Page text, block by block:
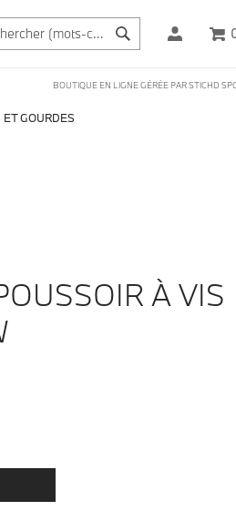
BOUTIQUE EN LIGNE GÉRÉE PAR STICHD
ET GOURDES
À VIS